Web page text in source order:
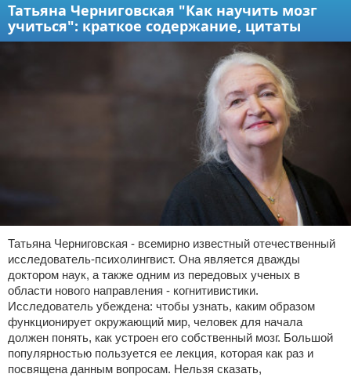
Татьяна Черниговская "Как научить мозг
учиться": краткое содержание, цитаты
Татьяна Черниговская - всемирно известный отечественный
исследователь-психолингвист. Она является дважды
доктором наук, а также одним из передовых ученых в
области нового направления - когнитивистики.
Исследователь убеждена: чтобы узнать, каким образом
функционирует окружающий мир, человек для начала
должен понять, как устроен его собственный мозг. Большой
популярностью пользуется ее лекция, которая как раз и
посвящена данным вопросам. Нельзя сказать,